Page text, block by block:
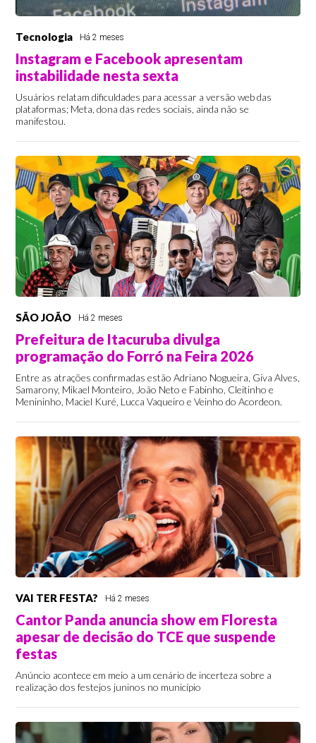
Tecnologia Há 2 meses
Instagram e Facebook apresentam
instabilidade nesta sexta
Usuários relatam dificuldades para acessar a versão web das
plataformas; Meta, dona das redes sociais, ainda não se
manifestou.
SÃO JOÃO Há 2 meses
Prefeitura de Itacuruba divulga
programação do Forró na Feira 2026
Entre as atrações confirmadas estão Adriano Nogueira, Giva Alves,
Samarony, Mikael Monteiro, João Neto e Fabinho, Cleitinho e
Menininho, Maciel Kuré, Lucca Vaqueiro e Veinho do Acordeon.
VAI TER FESTA? Há 2 meses
Cantor Panda anuncia show em Floresta
apesar de decisão do TCE que suspende
festas
Anúncio acontece em meio a um cenário de incerteza sobre a
realização dos festejos juninos no município